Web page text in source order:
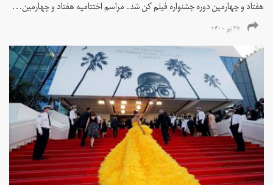
هفتاد و چهارمین دوره جشنواره فیلم کن شد. مراسم اختتامیه هفتاد و چهارمین...
۲۷ تیر ۱۴۰۰